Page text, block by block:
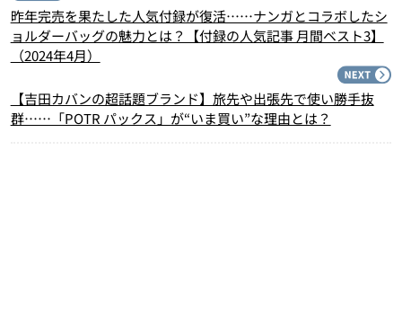
昨年完売を果たした人気付録が復活……ナンガとコラボしたシ
ョルダーバッグの魅力とは？【付録の人気記事 月間ベスト3】
（2024年4月）
【吉田カバンの超話題ブランド】旅先や出張先で使い勝手抜
群……「POTR パックス」が“いま買い”な理由とは？